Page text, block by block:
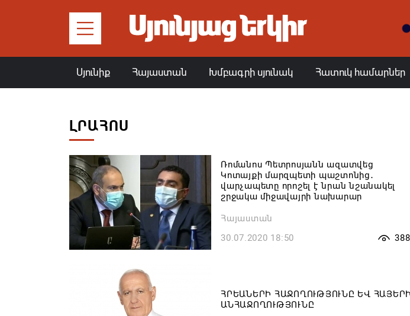
Սյունիք Հայաստան Խմբագրի սյունակ Հատուկ համարներ
ԼՐԱՀՈՍ
Ռոմանոս Պետրոսյանն ազատվեց
Կոտայքի մարզպետի պաշտոնից․
վարչապետը որոշել է նրան նշանակել
շրջակա միջավայրի նախարար
Հայաստան
30.07.2020 18:50
ՀՐԵԱՆԵՐԻ ՀԱՋՈՂՈՒԹՅՈՒՆԸ ԵՎ ՀԱՅԵՐԻ
ԱՆՀԱՋՈՂՈՒԹՅՈՒՆԸ